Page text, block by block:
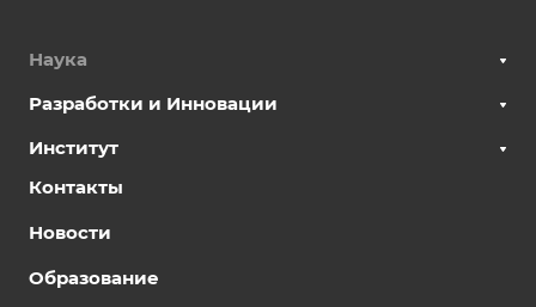
Наука
Разработки и Инновации
Институт
Контакты
Новости
Образование